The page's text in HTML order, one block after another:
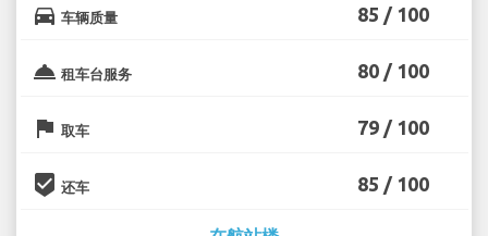
directions_car 车辆质量 85 / 100
room_service 租车台服务 80 / 100
flag 取车 79 / 100
beenhere 还车 85 / 100